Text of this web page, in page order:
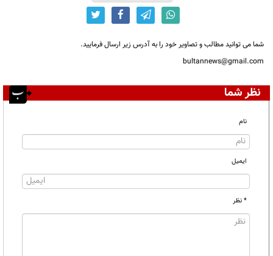
شما می توانید مطالب و تصاویر خود را به آدرس زیر ارسال فرمایید.
bultannews@gmail.com
نظر شما
نام
ایمیل
* نظر